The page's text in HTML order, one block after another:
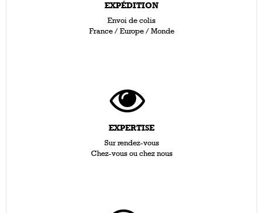
EXPÉDITION
Envoi de colis
France / Europe / Monde
EXPERTISE
Sur rendez-vous
Chez-vous ou chez nous